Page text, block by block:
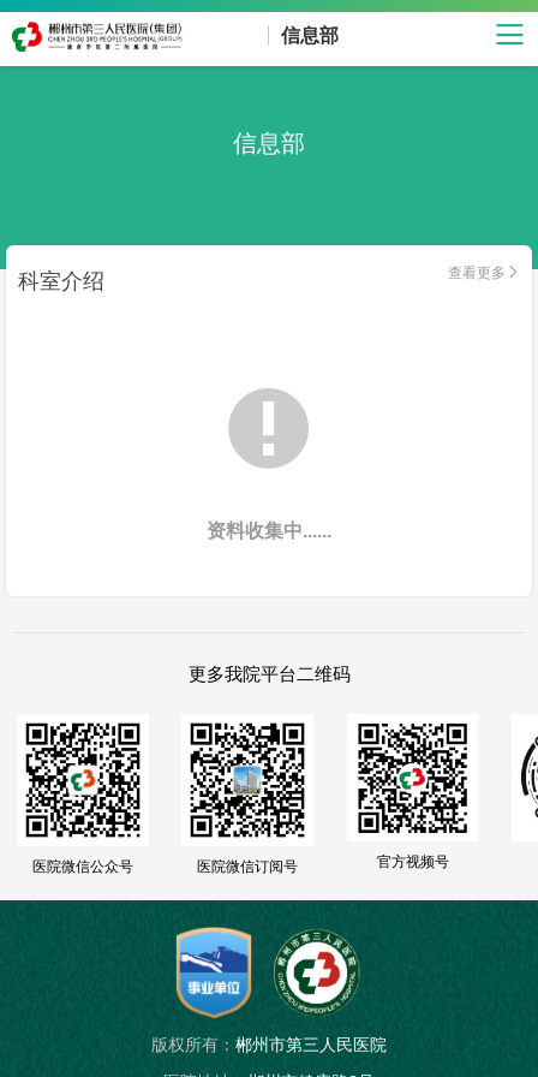
信息部
信息部
科室介绍 查看更多 

资料收集中......
更多我院平台二维码
医院微信公众号 医院微信订阅号 官方视频号
版权所有： 郴州市第三人民医院